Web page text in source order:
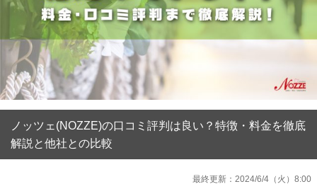
ノッツェ(NOZZE)の口コミ評判は良い？特徴・料金を徹底
解説と他社との比較
最終更新：2024/6/4（火）8:00